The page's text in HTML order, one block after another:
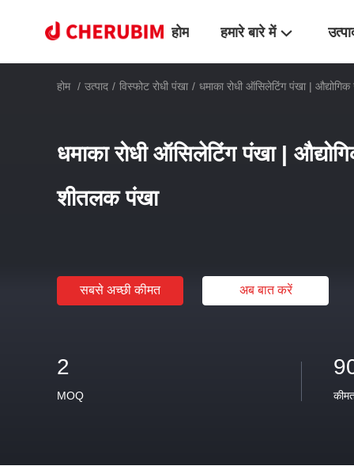
होम हमारे बारे में
होम / उत्पाद / विस्फोट रोधी पंखा / धमाका रोधी ऑसिलेटिंग पंखा |
धमाका रोधी ऑसिलेटिंग पंखा |
शीतलक पंखा
सबसे अच्छी कीमत अब बात करें
2
MOQ